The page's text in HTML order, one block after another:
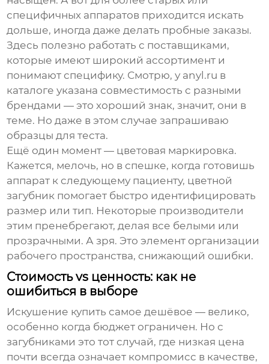
специфичных аппаратов приходится искать
дольше, иногда даже делать пробные заказы.
Здесь полезно работать с поставщиками,
которые имеют широкий ассортимент и
понимают специфику. Смотрю, у anyl.ru в
каталоге указана совместимость с разными
брендами — это хороший знак, значит, они в
теме. Но даже в этом случае запрашиваю
образцы для теста.
Ещё один момент — цветовая маркировка.
Кажется, мелочь, но в спешке, когда готовишь
аппарат к следующему пациенту, цветной
загубник помогает быстро идентифицировать
размер или тип. Некоторые производители
этим пренебрегают, делая все белыми или
прозрачными. А зря. Это элемент организации
рабочего пространства, снижающий ошибки.
Стоимость vs ценность: как не
ошибиться в выборе
Искушение купить самое дешёвое — велико,
особенно когда бюджет ограничен. Но с
загубниками это тот случай, где низкая цена
почти всегда означает компромисс в качестве,